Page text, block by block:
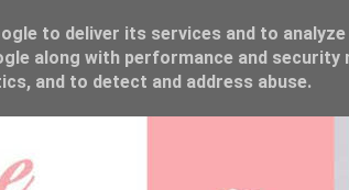
to deliver its services and to
along with performance and
and to detect and address abuse.